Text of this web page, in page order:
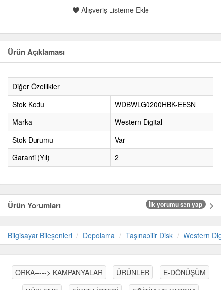
Alışveriş Listeme Ekle
Ürün Açıklaması
Diğer Özellikler
Stok Kodu
WDBWLG0200HBK-EESN
Marka
Western Digital
Stok Durumu
Var
Garanti (Yıl)
2
Ürün Yorumları İlk yorumu sen yap
Bilgisayar Bileşenleri Depolama Taşınabilir Disk Western
ORKA-----> KAMPANYALAR ÜRÜNLER
E-DÖNÜŞÜM